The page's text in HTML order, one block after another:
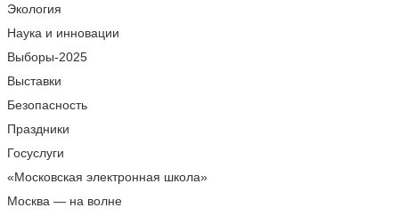
Экология
Наука и инновации
Выборы-2025
Выставки
Безопасность
Праздники
Госуслуги
«Московская электронная школа»
Москва — на волне